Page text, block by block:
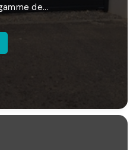
de...